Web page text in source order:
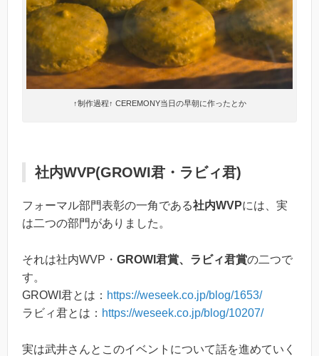
↑制作過程↑ CEREMONY当日の早朝に作ったとか
社内WVP(GROWI君・ラビィ君)
フォーマル部門表彰の一角である社内WVPには、実
は二つの部門がありました。
それは社内WVP・ GROWI君賞、ラビィ君賞の二つで
す。
GROWI君とは： https://weseek.co.jp/blog/1653/
ラビィ君とは： https://weseek.co.jp/blog/10207/
実は武井さんとこのイベントについて話を進めていく